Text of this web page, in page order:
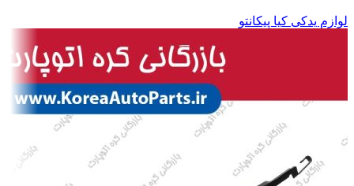
لوازم یدکی کیا پیکانتو